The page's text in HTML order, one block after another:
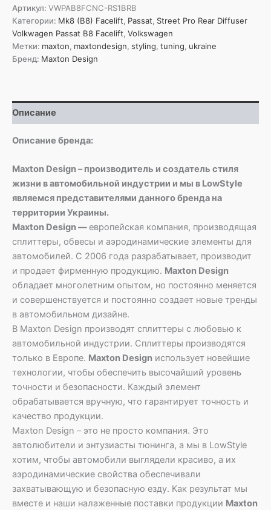
Design
Задний
диффузор
Street
Pro
для
B8
(рестайлинг)
Артикул: VWPAB8FCNC-RS1BRB
Категории: Mk8 (B8) Facelift, Passat, Street Pro Rear Diffuser
Volkwagen Passat B8 Facelift, Volkswagen
Метки: maxton, maxtondesign, styling, tuning, ukraine
Бренд: Maxton Design
Описание
Описание бренда:
Maxton Design – производитель и создатель стиля
жизни в автомобильной индустрии и мы в LowStyle
являемся представителями данного бренда на
территории Украины.
Maxton Design —европейская компания, производящая
сплиттеры, обвесы и аэродинамические элементы для
автомобилей. С 2006 года разрабатывает, производит
и продает фирменную продукцию. Maxton Design
обладает многолетним опытом, но постоянно меняется
и совершенствуется и постоянно создает новые тренды
в автомобильном дизайне.
В Maxton Design производят сплиттеры с любовью к
автомобильной индустрии. Сплиттеры производятся
только в Европе. Maxton Design использует новейшие
технологии, чтобы обеспечить высочайший уровень
точности и безопасности. Каждый элемент
обрабатывается вручную, что гарантирует точность и
качество продукции.
Maxton Design – это не просто компания. Это
автолюбители и энтузиасты тюнинга, а мы в LowStyle
хотим, чтобы автомобили выглядели красиво, а их
аэродинамические свойства обеспечивали
захватывающую и безопасную езду. Как результат мы
вместе и наши налаженные поставки продукции Maxton